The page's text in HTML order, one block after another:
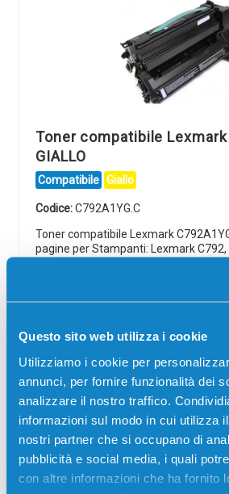
Questo sito web utilizza i cookie
Utilizziamo i cookie per
annunci, per fornire funzionalità dei
analizzare il nostro traffico.
informazioni sul modo in cui utilizza
nostri partner che si occupano di
pubblicità e social media, i quali
con altre informazioni che ha fornito
Toner compatibile Lexmark
GIALLO
Compatibile Giallo
Codice:C792A1YG.C
Toner compatibile Lexmark
pagine per Stampanti: Lexmark C792,
189,00€
CONSEGNA IN 24/48
Aggiungi al
Spedizione gratuita
SCADE TRA:
00 18 37